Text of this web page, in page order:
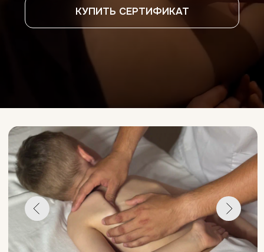
Детский массаж
до 16 лет
Детский массаж до 16 лет — это мягкая и
безопасная процедура, направленная на
укрепление иммунитета, улучшение
кровообращения и поддержание гармоничного
развития ребёнка. Массаж помогает снять
мышечное напряжение, уменьшить усталость после
учёбы или тренировок, улучшить качество сна и
общее самочувствие. Для подростков он
становится важным инструментом расслабления и
снижения уровня стресса.